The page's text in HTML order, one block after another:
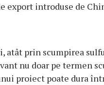
export introduse de
atât prin scumpirea
nu doar pe termen
proiect poate dura